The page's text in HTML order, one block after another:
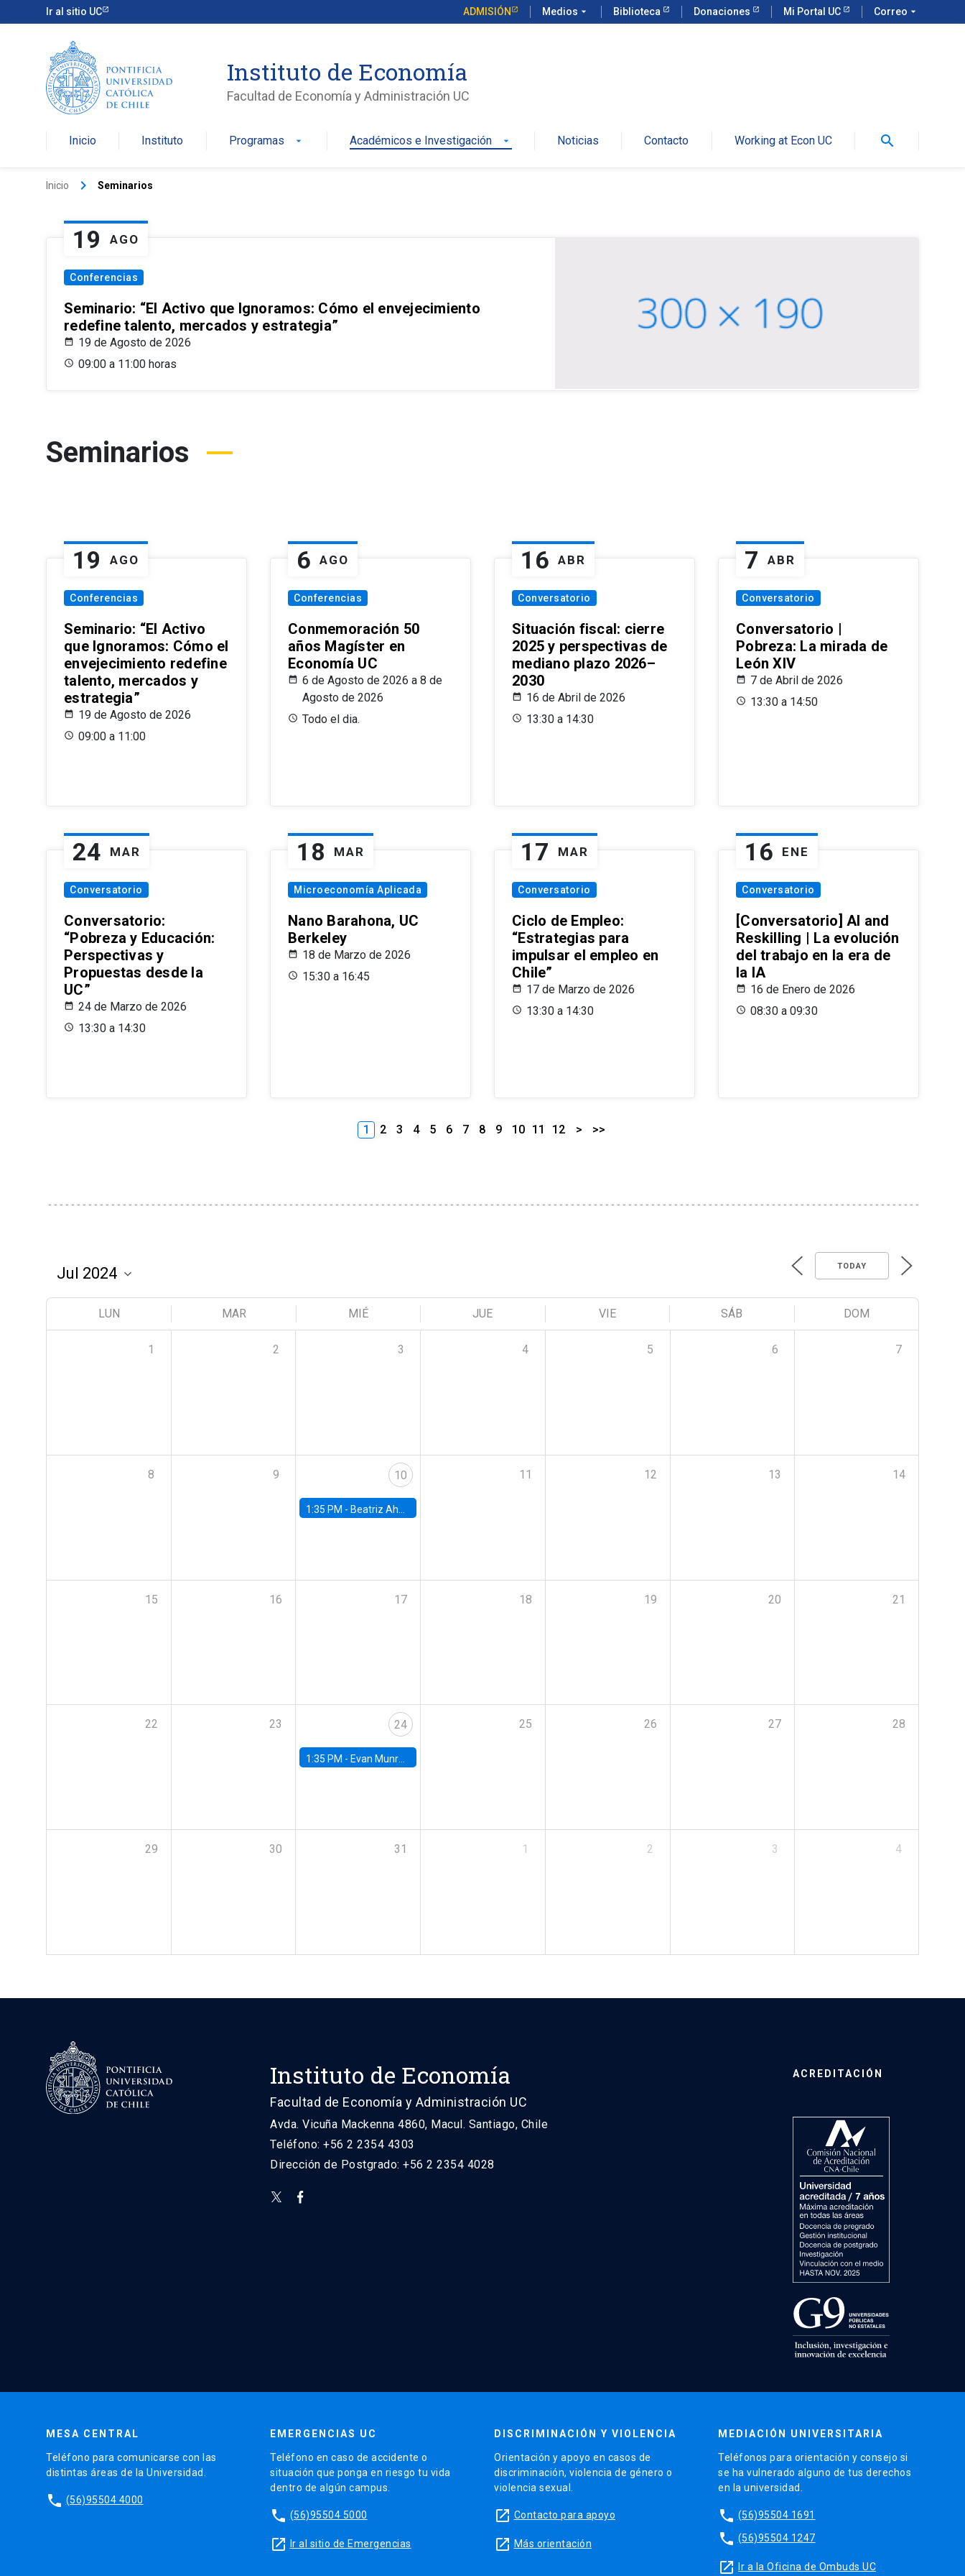
Ir al sitio UC ADMISIÓN Medios arrow_drop_down Biblioteca Donaciones Mi Portal UC Correo arrow_drop_down
Instituto de Economía
Facultad de Economía y Administración UC
Inicio Instituto Programas arrow_drop_down Académicos e Investigación arrow_drop_down Noticias Contacto Working at Econ UC search
Inicio keyboard_arrow_right Seminarios
19 AGO
Conferencias
Seminario: “El Activo que Ignoramos: Cómo el envejecimiento
redefine talento, mercados y estrategia”
19 de Agosto de 2026
09:00 a 11:00 horas
Seminarios
19 AGO
Conferencias
Seminario: “El Activo
que Ignoramos: Cómo el
envejecimiento redefine
talento, mercados y
estrategia”
19 de Agosto de 2026
09:00 a 11:00
6 AGO
Conferencias
Conmemoración 50
años Magíster en
Economía UC
6 de Agosto de 2026 a 8 de
Agosto de 2026
Todo el dia.
16 ABR
Conversatorio
Situación fiscal: cierre
2025 y perspectivas de
mediano plazo 2026–
2030
16 de Abril de 2026
13:30 a 14:30
7 ABR
Conversatorio
Conversatorio |
Pobreza: La mirada de
León XIV
7 de Abril de 2026
13:30 a 14:50
24 MAR
Conversatorio
Conversatorio:
“Pobreza y Educación:
Perspectivas y
Propuestas desde la
UC”
24 de Marzo de 2026
13:30 a 14:30
18 MAR
Microeconomía Aplicada
Nano Barahona, UC
Berkeley
18 de Marzo de 2026
15:30 a 16:45
17 MAR
Conversatorio
Ciclo de Empleo:
“Estrategias para
impulsar el empleo en
Chile”
17 de Marzo de 2026
13:30 a 14:30
16 ENE
Conversatorio
[Conversatorio] AI and
Reskilling | La evolución
del trabajo en la era de
la IA
16 de Enero de 2026
08:30 a 09:30
1 2 3 4 5 6 7 8 9 10 11 12 > >>
TODAY
LUN MAR MIÉ JUE VIE SÁB DOM
1 2 3 4 5 6 7
8 9 10
1:35 PM - Beatriz Ahumada, PhD candidate, Universidad de Pittsburgh
11 12 13 14
15 16 17 18 19 20 21
22 23 24
1:35 PM - Evan Munro, Neyman Visiting Assistant Professor in the Department of Statistics at UC Berkeley
25 26 27 28
29 30 31 1 2 3 4
Instituto de Economía
Facultad de Economía y Administración UC
Avda. Vicuña Mackenna 4860, Macul. Santiago, Chile
Teléfono: +56 2 2354 4303
Dirección de Postgrado: +56 2 2354 4028
ACREDITACIÓN
MESA CENTRAL
Teléfono para comunicarse con las
distintas áreas de la Universidad.
phone (56)95504 4000
EMERGENCIAS UC
Teléfono en caso de accidente o
situación que ponga en riesgo tu vida
dentro de algún campus.
phone (56)95504 5000
launch Ir al sitio de Emergencias
DISCRIMINACIÓN Y VIOLENCIA
Orientación y apoyo en casos de
discriminación, violencia de género o
violencia sexual.
launch Contacto para apoyo
launch Más orientación
MEDIACIÓN UNIVERSITARIA
Teléfonos para orientación y consejo si
se ha vulnerado alguno de tus derechos
en la universidad.
phone (56)95504 1691
phone (56)95504 1247
launch Ir a la Oficina de Ombuds UC